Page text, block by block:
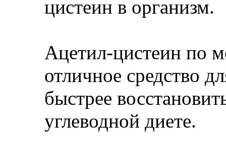
цистеин в организм.
Ацетил-цистеин по
отличное средство
быстрее
углеводной диете.